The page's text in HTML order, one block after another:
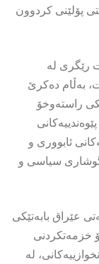
پۆلێنی كردوون
رێگری لە
بەڵام دەكرێ
راستەوخۆ
ئابووری و
گوشاری سیاسی و
عێراق بابەتێكی
خزمەتكردنی
لە